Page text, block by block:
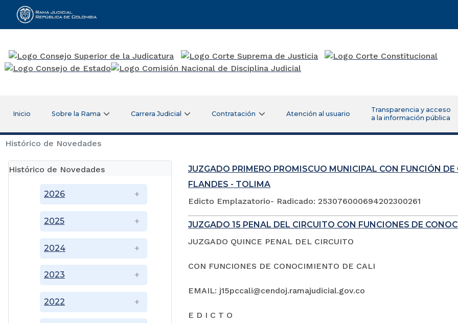
Rama Judicial
Inicio Sobre la Rama Carrera Judicial Contratación Atención al usuario
Transparencia y acceso
a la información pública
Histórico de Novedades
Histórico de Novedades
2022
2023
2024
2025
2026
JUZGADO PRIMERO PROMISCUO MUNICIPAL CON FUNCIÓN
FLANDES - TOLIMA
Edicto Emplazatorio- Radicado: 253076000694202300261
JUZGADO 15 PENAL DEL CIRCUITO CON FUNCIONES DE
JUZGADO QUINCE PENAL DEL CIRCUITO
CON FUNCIONES DE CONOCIMIENTO DE CALI
EMAIL: j15pccali@cendoj.ramajudicial.gov.co
E D I C T O